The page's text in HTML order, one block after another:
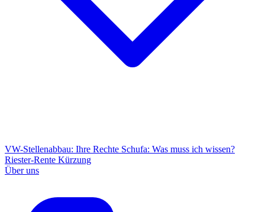
VW-Stellenabbau: Ihre Rechte Schufa: Was muss ich wissen?
Riester-Rente Kürzung
Über uns